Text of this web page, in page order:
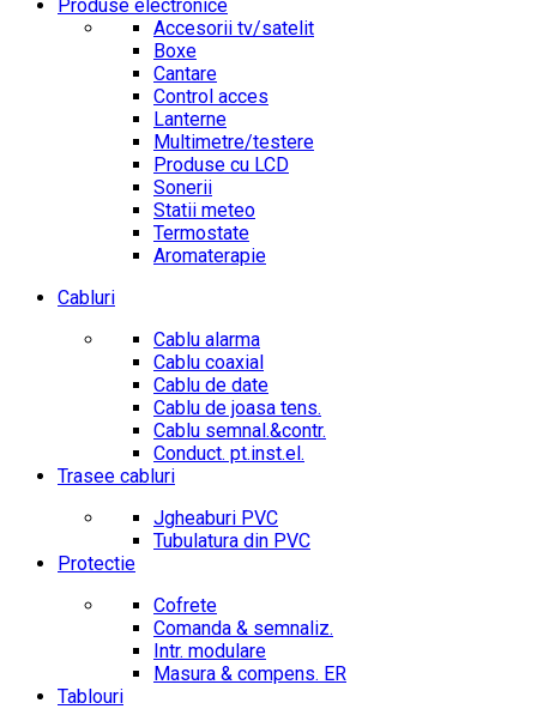
Produse electronice
Accesorii tv/satelit
Boxe
Cantare
Control acces
Lanterne
Multimetre/testere
Produse cu LCD
Sonerii
Statii meteo
Termostate
Aromaterapie
Cabluri
Cablu alarma
Cablu coaxial
Cablu de date
Cablu de joasa tens.
Cablu semnal.&contr.
Conduct. pt.inst.el.
Trasee cabluri
Jgheaburi PVC
Tubulatura din PVC
Protectie
Cofrete
Comanda & semnaliz.
Intr. modulare
Masura & compens. ER
Tablouri